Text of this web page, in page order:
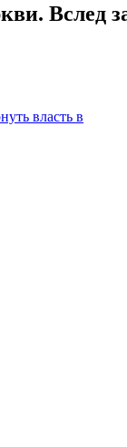
Вслед
власть в